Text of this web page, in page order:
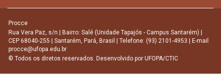
Procce
Rua Vera Paz, s/n | Bairro: Salé (Unidade Tapajós - Campus Santarém) |
CEP 68040-255 | Santarém, Pará, Brasil | Telefone: (93) 2101-4953 | E-mail
procce@ufopa.edu.br
© Todos os diretos reservados. Desenvolvido por UFOPA/CTIC